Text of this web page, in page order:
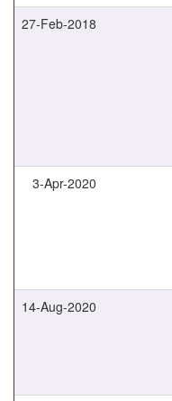
27-Feb-2018
3-Apr-2020
14-Aug-2020